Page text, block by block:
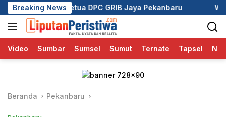
Langsung
ke
konten
Breaking News
GRIB Jaya Pekanbaru Wali Kota Pekanbaru Ajak
Video Sumbar Sumsel Sumut Ternate Tapsel
Beranda Pekanbaru